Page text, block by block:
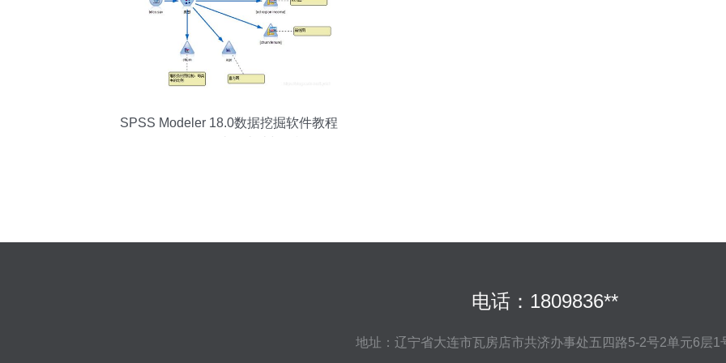
SPSS Modeler 18.0数据挖掘软件教程
电话：1809836**
地址：辽宁省大连市瓦房店市共济办事处五四路5-2号2单元6层1